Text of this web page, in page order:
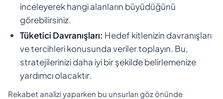
inceleyerek hangi alanların büyüdüğünü
görebilirsiniz.
Tüketici Davranışları: Hedef kitlenizin davranışları
ve tercihleri konusunda veriler toplayın. Bu,
stratejilerinizi daha iyi bir şekilde belirlemenize
yardımcı olacaktır.
Rekabet analizi yaparken bu unsurları göz önünde